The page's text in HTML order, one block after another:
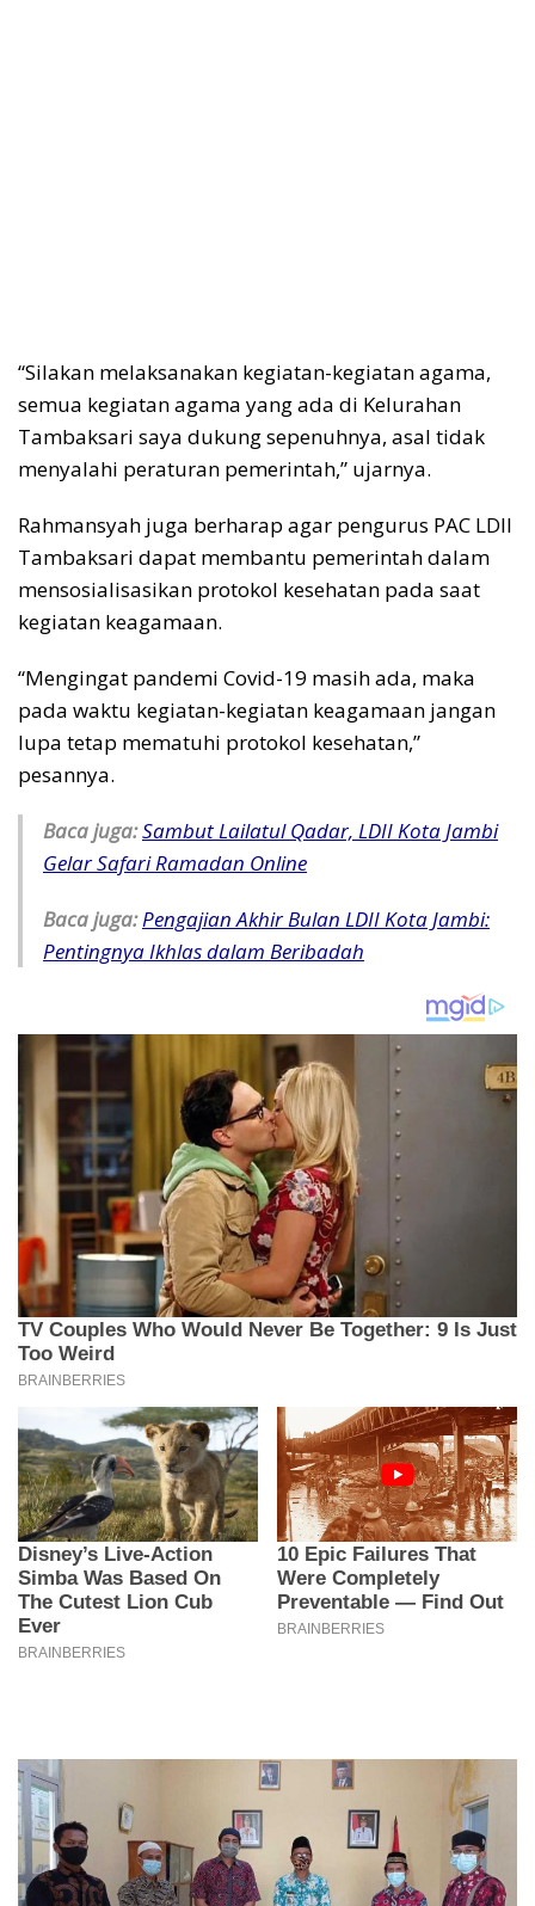
“Silakan melaksanakan kegiatan-kegiatan agama,
semua kegiatan agama yang ada di Kelurahan
Tambaksari saya dukung sepenuhnya, asal tidak
menyalahi peraturan pemerintah,” ujarnya.
Rahmansyah juga berharap agar pengurus PAC LDII
Tambaksari dapat membantu pemerintah dalam
mensosialisasikan protokol kesehatan pada saat
kegiatan keagamaan.
“Mengingat pandemi Covid-19 masih ada, maka
pada waktu kegiatan-kegiatan keagamaan jangan
lupa tetap mematuhi protokol kesehatan,”
pesannya.
Baca juga:Sambut Lailatul Qadar, LDII Kota Jambi
Gelar Safari Ramadan Online
Baca juga:Pengajian Akhir Bulan LDII Kota Jambi:
Pentingnya Ikhlas dalam Beribadah